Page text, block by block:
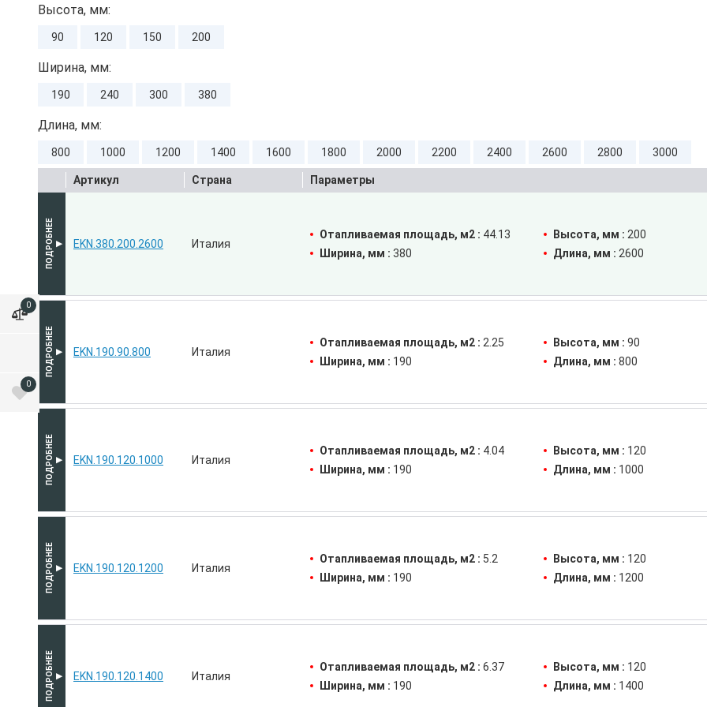
0
0
Высота, мм:
90 120 150 200
Ширина, мм:
190 240 300 380
Длина, мм:
800 1000 1200 1400 1600 1800 2000 2200 2400 2600 2800 3000
Артикул Страна Параметры
EKN.190.90.800 Италия
Отапливаемая площадь, м2 : 2.25 Высота, мм : 90
Ширина, мм : 190 Длина, мм : 800
EKN.190.120.1000 Италия
Отапливаемая площадь, м2 : 4.04 Высота, мм : 120
Ширина, мм : 190 Длина, мм : 1000
EKN.190.120.1200 Италия
Отапливаемая площадь, м2 : 5.2 Высота, мм : 120
Ширина, мм : 190 Длина, мм : 1200
EKN.190.120.1400 Италия
Отапливаемая площадь, м2 : 6.37 Высота, мм : 120
Ширина, мм : 190 Длина, мм : 1400
EKN.380.200.2600 Италия
Отапливаемая площадь, м2 : 44.13 Высота, мм : 200
Ширина, мм : 380 Длина, мм : 2600